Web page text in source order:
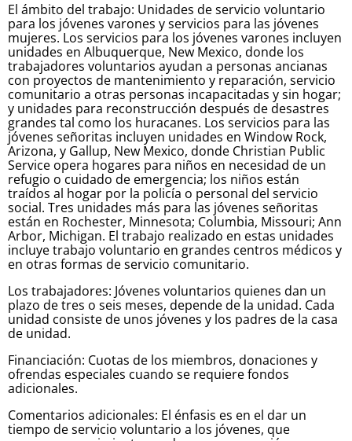
El ámbito del trabajo: Unidades de servicio voluntario
para los jóvenes varones y servicios para las jóvenes
mujeres. Los servicios para los jóvenes varones incluyen
unidades en Albuquerque, New Mexico, donde los
trabajadores voluntarios ayudan a personas ancianas
con proyectos de mantenimiento y reparación, servicio
comunitario a otras personas incapacitadas y sin hogar;
y unidades para reconstrucción después de desastres
grandes tal como los huracanes. Los servicios para las
jóvenes señoritas incluyen unidades en Window Rock,
Arizona, y Gallup, New Mexico, donde Christian Public
Service opera hogares para niños en necesidad de un
refugio o cuidado de emergencia; los niños están
traídos al hogar por la policía o personal del servicio
social. Tres unidades más para las jóvenes señoritas
están en Rochester, Minnesota; Columbia, Missouri; Ann
Arbor, Michigan. El trabajo realizado en estas unidades
incluye trabajo voluntario en grandes centros médicos y
en otras formas de servicio comunitario.
Los trabajadores: Jóvenes voluntarios quienes dan un
plazo de tres o seis meses, depende de la unidad. Cada
unidad consiste de unos jóvenes y los padres de la casa
de unidad.
Financiación: Cuotas de los miembros, donaciones y
ofrendas especiales cuando se requiere fondos
adicionales.
Comentarios adicionales: El énfasis es en el dar un
tiempo de servicio voluntario a los jóvenes, que